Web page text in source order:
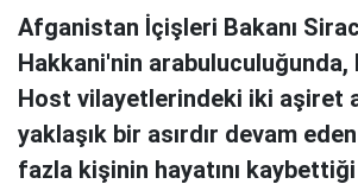
Afganistan İçişleri Bakanı
Hakkani'nin arabuluculuğunda,
Host vilayetlerindeki iki aşiret
yaklaşık bir asırdır devam
fazla kişinin hayatını kaybettiği